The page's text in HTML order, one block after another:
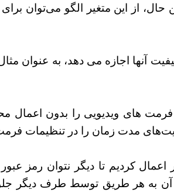
از این متغیر الگو می‌توان
آنها اجازه می دهد، به عنوان
فرمت های ویدیویی را بدون
کردیم تا دیگر نتوان رمز